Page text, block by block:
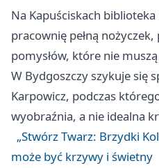
Na Kapuściskach
pracownię pełną
pomysłów, które nie
W Bydgoszczy szykuje się
Karpowicz, podczas
wyobraźnia, a nie idealna
„Stwórz Twarz: Brzydki
może być krzywy i świetny